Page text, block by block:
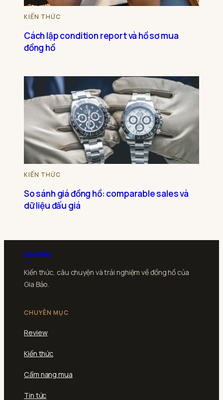
KIẾN THỨC
Cách lập condition report và hồ sơ mua
đồng hồ
KIẾN THỨC
So sánh giá đồng hồ: comparable sales và
dữ liệu đấu giá
Gia Bảo
Kiến thức, câu chuyện và trải nghiệm về đồng hồ của
Gia Bảo.
CHUYÊN MỤC
Review
Kiến thức
Cẩm nang mua
Tin tức